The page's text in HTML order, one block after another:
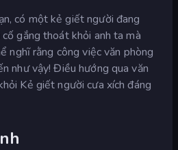
có một kẻ giết người đang
gắng thoát khỏi anh ta mà
nghĩ rằng công việc văn phòng
như vậy! Điều hướng qua văn
Kẻ giết người cưa xích đáng